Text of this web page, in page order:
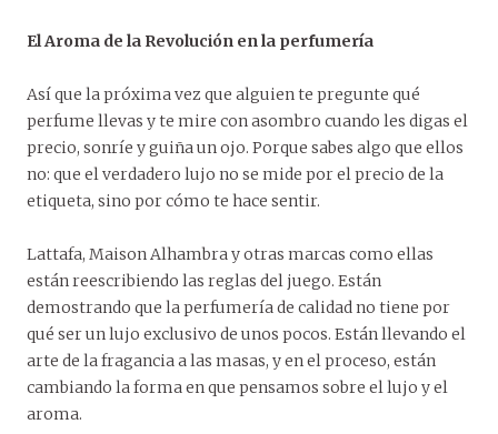
El Aroma de la Revolución en la perfumería
Así que la próxima vez que alguien te pregunte qué
perfume llevas y te mire con asombro cuando les digas el
precio, sonríe y guiña un ojo. Porque sabes algo que ellos
no: que el verdadero lujo no se mide por el precio de la
etiqueta, sino por cómo te hace sentir.
Lattafa, Maison Alhambra y otras marcas como ellas
están reescribiendo las reglas del juego. Están
demostrando que la perfumería de calidad no tiene por
qué ser un lujo exclusivo de unos pocos. Están llevando el
arte de la fragancia a las masas, y en el proceso, están
cambiando la forma en que pensamos sobre el lujo y el
aroma.